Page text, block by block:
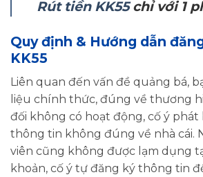
Rút tiền KK55chỉ với 1
Quy định & Hướng dẫn
KK55
Liên quan đến vấn đề quảng bá,
liệu chính thức, đúng về thương
đối không có hoạt động, cố ý
thông tin không đúng về nhà cái.
viên cũng không được lạm dụng
khoản, cố ý tự đăng ký thông tin